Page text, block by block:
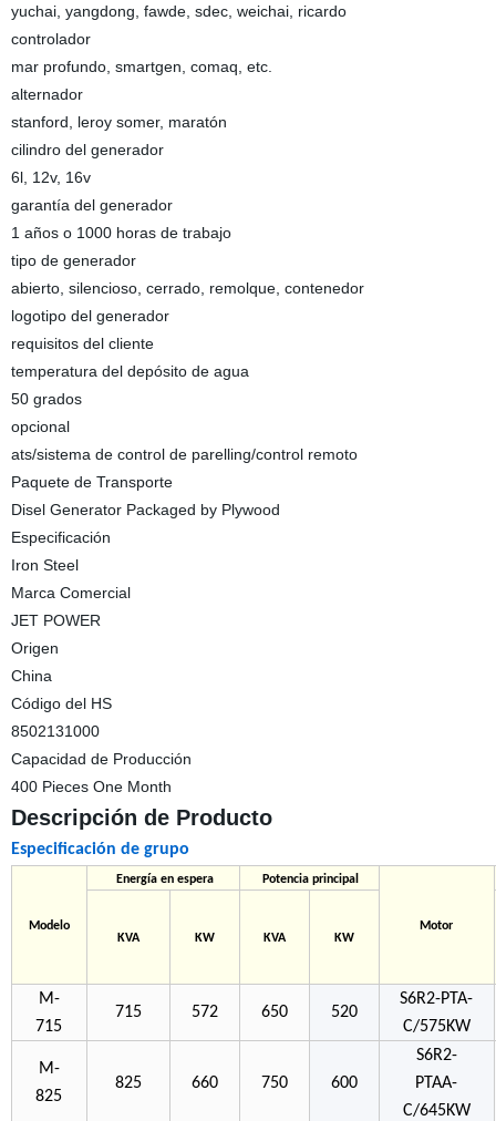
yuchai, yangdong, fawde, sdec, weichai, ricardo
controlador
mar profundo, smartgen, comaq, etc.
alternador
stanford, leroy somer, maratón
cilindro del generador
6l, 12v, 16v
garantía del generador
1 años o 1000 horas de trabajo
tipo de generador
abierto, silencioso, cerrado, remolque, contenedor
logotipo del generador
requisitos del cliente
temperatura del depósito de agua
50 grados
opcional
ats/sistema de control de parelling/control remoto
Paquete de Transporte
Disel Generator Packaged by Plywood
Especificación
Iron Steel
Marca Comercial
JET POWER
Origen
China
Código del HS
8502131000
Capacidad de Producción
400 Pieces One Month
Descripción de Producto
Especificación de grupo
Modelo
Energía en espera Potencia principal
Motor
KVA
KW KVA KW
M-
715
715 572 650 520
S6R2-PTA-
C/575KW
M-
825
825 660 750 600
S6R2-
PTAA-
C/645KW